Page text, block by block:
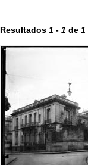
Resultados 1 - 1 de 1